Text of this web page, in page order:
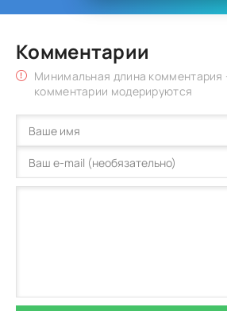
Комментарии
Минимальная длина комментария
комментарии модерируются